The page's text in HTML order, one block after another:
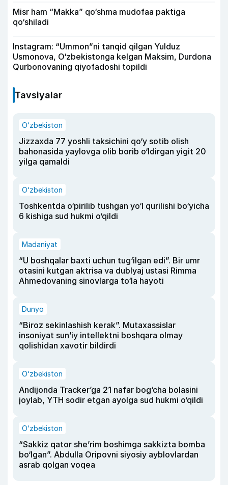
Misr ham “Makka” qo‘shma mudofaa paktiga
qo‘shiladi
Instagram: “Ummon”ni tanqid qilgan Yulduz
Usmonova, O‘zbekistonga kelgan Maksim, Durdona
Qurbonovaning qiyofadoshi topildi
Tavsiyalar
O‘zbekiston
Jizzaxda 77 yoshli taksichini qo‘y sotib olish
bahonasida yaylovga olib borib o‘ldirgan yigit 20
yilga qamaldi
O‘zbekiston
Toshkentda o‘pirilib tushgan yo‘l qurilishi bo‘yicha
6 kishiga sud hukmi o‘qildi
Madaniyat
“U boshqalar baxti uchun tug‘ilgan edi”. Bir umr
otasini kutgan aktrisa va dublyaj ustasi Rimma
Ahmedovaning sinovlarga to‘la hayoti
Dunyo
“Biroz sekinlashish kerak”. Mutaxassislar
insoniyat sun’iy intellektni boshqara olmay
qolishidan xavotir bildirdi
O‘zbekiston
Andijonda Tracker’ga 21 nafar bog‘cha bolasini
joylab, YTH sodir etgan ayolga sud hukmi o‘qildi
O‘zbekiston
“Sakkiz qator she’rim boshimga sakkizta bomba
bo‘lgan”. Abdulla Oripovni siyosiy ayblovlardan
asrab qolgan voqea